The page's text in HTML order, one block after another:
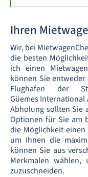
Ihren
Wir, bei
die besten
ich einen
können Sie
Flughafen der
Güemes
Abholung sollten Sie
Optionen für Sie am
die Möglichkeit
um Ihnen die
können Sie aus
Merkmalen
zuzuschneiden.